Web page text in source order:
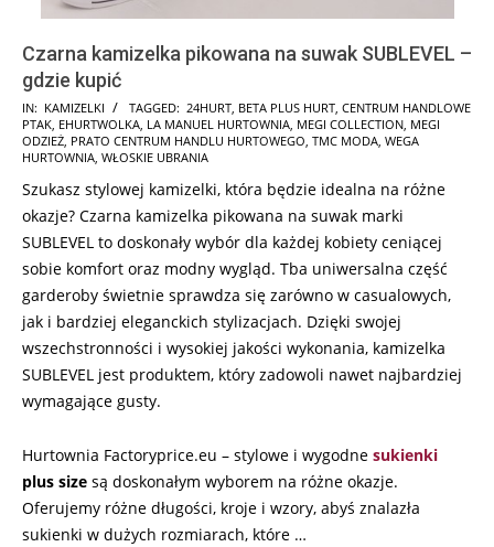
Czarna kamizelka pikowana na suwak SUBLEVEL –
gdzie kupić
2025-
12-
02
IN: KAMIZELKI TAGGED: 24HURT, BETA PLUS HURT, CENTRUM HANDLOWE
PTAK, EHURTWOLKA, LA MANUEL HURTOWNIA, MEGI COLLECTION, MEGI
ODZIEŻ, PRATO CENTRUM HANDLU HURTOWEGO, TMC MODA, WEGA
HURTOWNIA, WŁOSKIE UBRANIA
Szukasz stylowej kamizelki, która będzie idealna na różne
okazje? Czarna kamizelka pikowana na suwak marki
SUBLEVEL to doskonały wybór dla każdej kobiety ceniącej
sobie komfort oraz modny wygląd. Tba uniwersalna część
garderoby świetnie sprawdza się zarówno w casualowych,
jak i bardziej eleganckich stylizacjach. Dzięki swojej
wszechstronności i wysokiej jakości wykonania, kamizelka
SUBLEVEL jest produktem, który zadowoli nawet najbardziej
wymagające gusty.
Hurtownia Factoryprice.eu – stylowe i wygodne sukienki
plus size są doskonałym wyborem na różne okazje.
Oferujemy różne długości, kroje i wzory, abyś znalazła
sukienki w dużych rozmiarach, które …